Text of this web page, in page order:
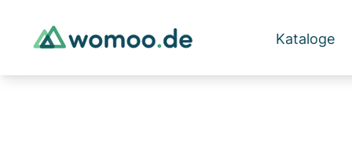
Kataloge